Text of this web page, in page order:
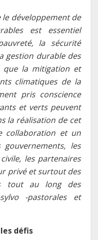
le développement de
est essentiel
la sécurité
gestion durable des
que la mitigation et
climatiques de la
pris conscience
et verts peuvent
la réalisation de cet
collaboration et un
les
les partenaires
privé et surtout des
tout au long des
-pastorales et
défis